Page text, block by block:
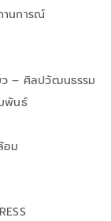
านการณ์
ว – ศิลปวัฒนธรรม
พันธ์
อม